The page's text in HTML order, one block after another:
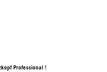
Professional !